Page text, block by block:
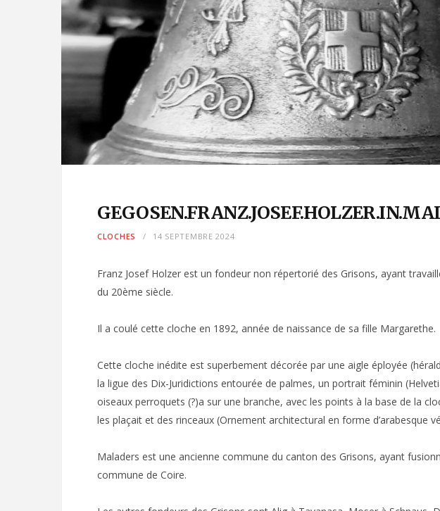
CLOCHES 14 SEPTEMBRE 2024
Franz Josef Holzer est un fondeur non répertorié des Grisons, ayant
du 20ème siècle.
Il a coulé cette cloche en 1892, année de naissance de sa fille Margarethe.
Cette cloche inédite est superbement décorée par une aigle éployée
la ligue des Dix-Juridictions entourée de palmes, un portrait féminin
oiseaux perroquets (?)a sur une branche, avec les points à la base de la
les plaçait et des rinceaux (Ornement architectural en forme d’arabesque
Maladers est une ancienne commune du canton des Grisons, ayant
commune de Coire.